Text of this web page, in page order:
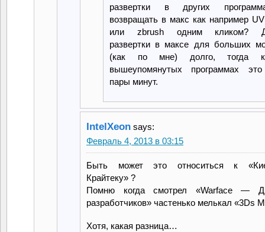
развертки в других
возвращать в макс как например
или zbrush одним кликом?
развертки в максе для больших
(как по мне) долго, тогда
вышеупомянутых программах
пары минут.
IntelXeon says:
Февраль 4, 2013 в 03:15
Быть может это относиться к
Крайтеку» ?
Помню когда смотрел «Warface —
разработчиков» частенько мелькал «3Ds
Хотя, какая разница…